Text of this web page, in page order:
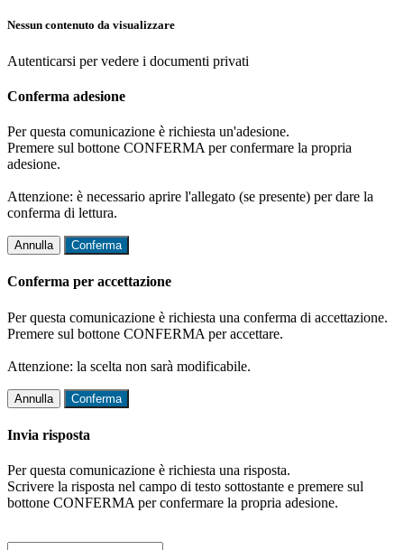
Nessun contenuto da visualizzare
Autenticarsi per vedere i documenti privati
Conferma adesione
Per questa comunicazione è richiesta un'adesione.
Premere sul bottone CONFERMA per confermare la propria
adesione.
Attenzione: è necessario aprire l'allegato (se presente) per dare la
conferma di lettura.
Annulla Conferma
Conferma per accettazione
Per questa comunicazione è richiesta una conferma di accettazione.
Premere sul bottone CONFERMA per accettare.
Attenzione: la scelta non sarà modificabile.
Annulla Conferma
Invia risposta
Per questa comunicazione è richiesta una risposta.
Scrivere la risposta nel campo di testo sottostante e premere sul
bottone CONFERMA per confermare la propria adesione.